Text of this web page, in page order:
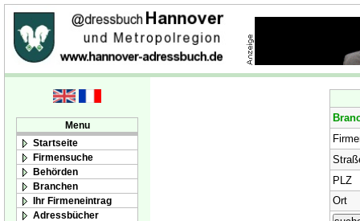
Menu
Startseite
Firmensuche
Behörden
Branchen
Ihr Firmeneintrag
Adressbücher
PLZ
Ort